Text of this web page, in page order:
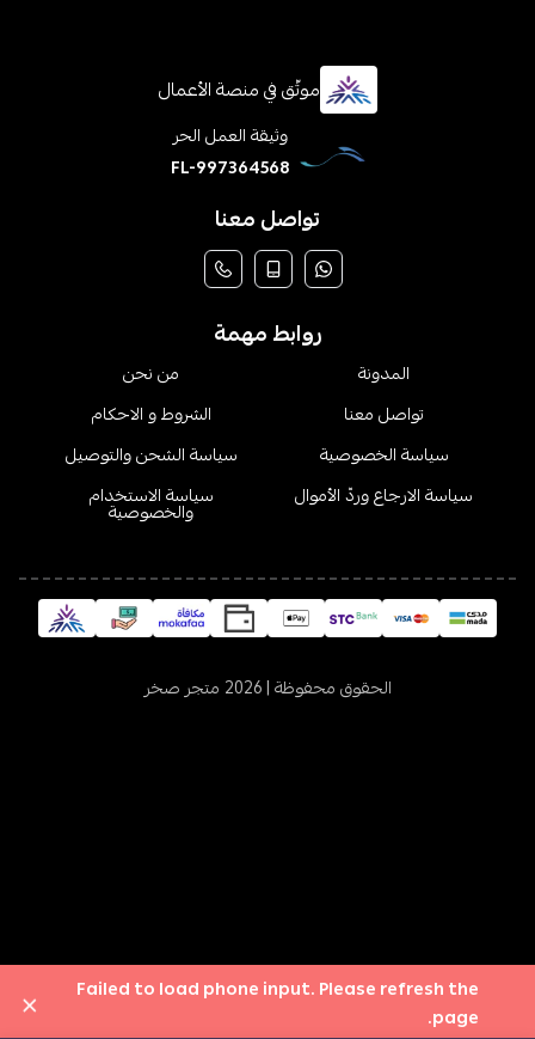
موثّق في منصة الأعمال
وثيقة العمل الحر
FL-997364568
تواصل معنا
روابط مهمة
المدونة
من نحن
تواصل معنا
الشروط و الاحكام
سياسة الخصوصية
سياسة الشحن والتوصيل
سياسة الارجاع وردّ الأموال
سياسة الاستخدام
والخصوصية
الحقوق محفوظة | 2026 متجر صخر
×
Failed to load phone input. Please refresh the
page.